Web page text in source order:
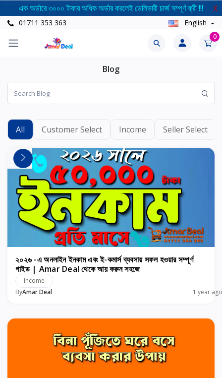
এক অর্ডারে ৩০০০ টাকার অধিক অর্ডার করলেই ডেলিভারী চার্জ সম্পূর্ণ ফ্রী !!! X
01711 353 363 English
0
Blog
All Customer Select Income Seller Select
২০২৬ -এ অনলাইন ইনকাম এবং ই-কমার্স ব্যবসায় সফল হওয়ার সম্পূর্ণ
গাইড | Amar Deal থেকে আয় করুন সহজে
Income
ByAmar Deal 1 year ago